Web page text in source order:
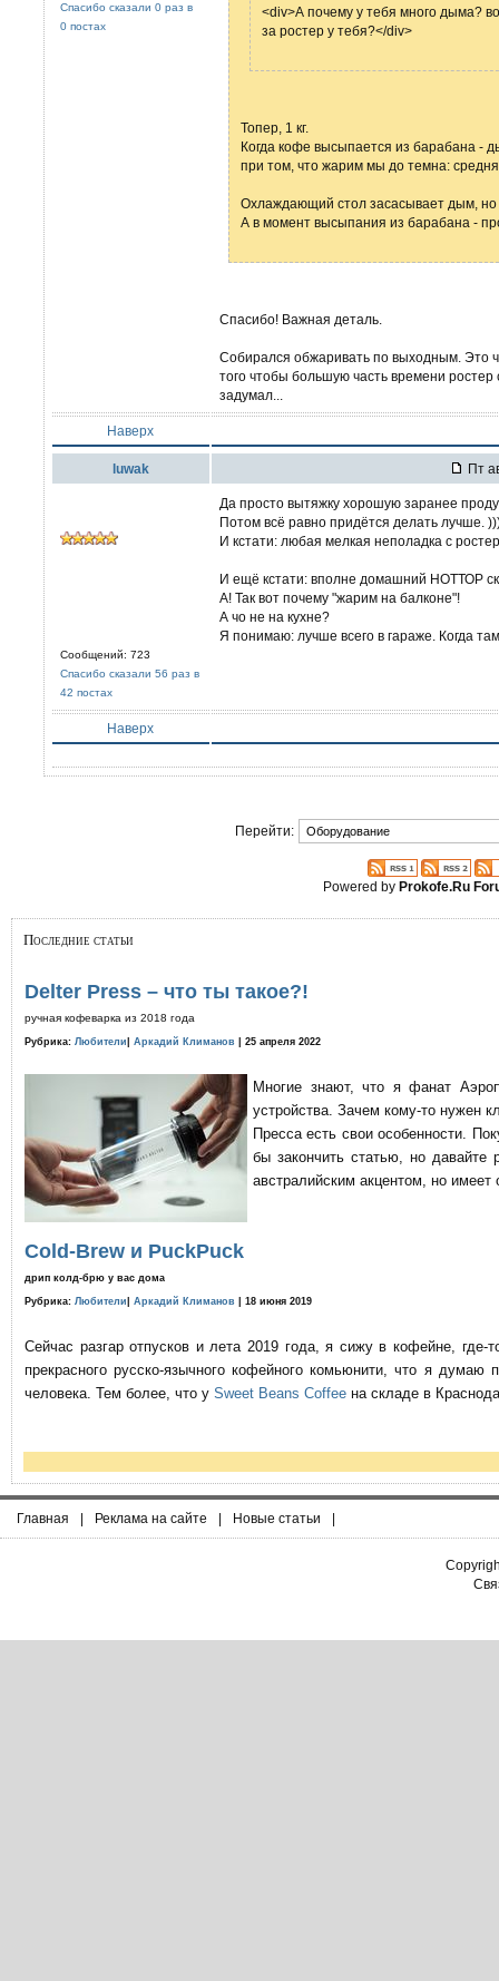
Спасибо сказали 0 раз в
0 постах
<div>А почему у тебя много дыма?
за ростер у тебя?</div>
Топер, 1 кг.
Когда кофе высыпается из барабана -
при том, что жарим мы до темна:
Охлаждающий стол засасывает дым, но
А в момент высыпания из барабана -
Спасибо! Важная деталь.
Собирался обжаривать по выходным. Это
того чтобы большую часть времени
задумал...
Наверх
luwak Пт
Сообщений: 723
Спасибо сказали 56 раз в
42 постах
Да просто вытяжку хорошую заранее
Потом всё равно придётся делать лучше.
И кстати: любая мелкая неполадка с
И ещё кстати: вполне домашний НОТТОР
А! Так вот почему "жарим на балконе"!
А чо не на кухне?
Я понимаю: лучше всего в гараже. Когда
Наверх
Перейти:
Powered byProkofe.Ru
Последние статьи
Delter Press – что ты такое?!
ручная кофеварка из 2018 года
Рубрика: Любители Аркадий Климанов | 25 апреля 2022
Многие знают, что я фанат
устройства. Зачем кому-то нужен
Пресса есть свои особенности.
бы закончить статью, но давайте
австралийским акцентом, но имеет
Cold-Brew и PuckPuck
дрип колд-брю у вас дома
Рубрика: Любители Аркадий Климанов | 18 июня 2019
Сейчас разгар отпусков и лета 2019 года, я сижу в кофейне,
прекрасного русско-язычного кофейного комьюнити, что я
человека. Тем более, что у Sweet Beans Coffee на складе в
Главная | Реклама на сайте | Новые статьи |